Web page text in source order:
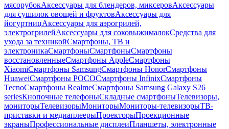
мясорубокАксессуары для блендеров, миксеровАксессуары
для сушилок овощей и фруктовАксессуары для
йогуртницАксессуары для аэрогрилей,
электрогрилейАксессуары для соковыжималокСредства для
ухода за техникойСмартфоны, ТВ и
электроникаСмартфоныСмартфоныСмартфоны
восстановленныеСмартфоны AppleСмартфоны
XiaomiСмартфоны SamsungСмартфоны HonorСмартфоны
HuaweiСмартфоны POCOСмартфоны InfinixСмартфоны
TecnoСмартфоны RealmeСмартфоны Samsung Galaxy S26
seriesКнопочные телефоныСкладные смартфоныТелевизоры,
мониторыТелевизорыМониторыМониторы-телевизорыТВ-
приставки и медиаплеерыПроекторыПроекционные
экраныПрофессиональные дисплеиПланшеты, электронные